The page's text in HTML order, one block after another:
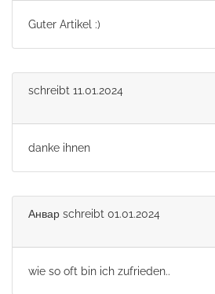
Guter Artikel :)
schreibt 11.01.2024
danke ihnen
Анвар schreibt 01.01.2024
wie so oft bin ich zufrieden..